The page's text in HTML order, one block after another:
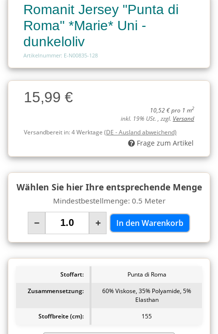
Romanit Jersey "Punta di
Roma" *Marie* Uni -
dunkeloliv
Artikelnummer: E-N00835-128
Charge
Charge15,99 €
10,52 € pro 1 m2
inkl. 19% USt. , zzgl. Versand
Versandbereit in:4 Werktage (DE - Ausland abweichend)
Frage zum Artikel
Wählen Sie hier Ihre entsprechende Menge
Mindestbestellmenge: 0.5 Meter
− + In den Warenkorb
Stoffart:
Punta di Roma
Zusammensetzung:
60% Viskose, 35% Polyamide, 5%
Elasthan
Stoffbreite (cm):
155